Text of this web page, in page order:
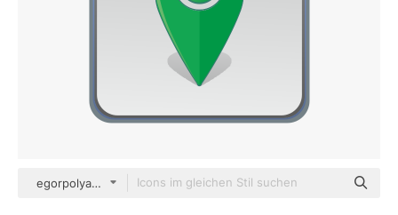
egorpolyakov Others